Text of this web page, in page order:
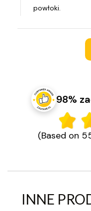
powłoki.
98%
(Based on
INNE